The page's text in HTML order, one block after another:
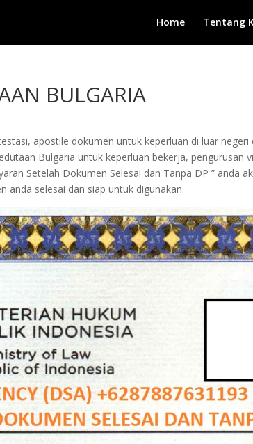
Home Tentang
BULGARIA
apostile dokumen untuk keperluan di luar negeri
Bulgaria untuk keperluan bekerja, pengurusan
Setelah Dokumen Selesai dan Tanpa DP ” anda
anda selesai dan siap untuk digunakan.